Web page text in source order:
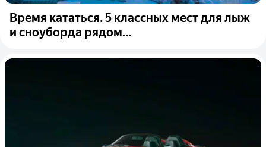
Время кататься. 5 классных мест для лыж
и сноуборда рядом...